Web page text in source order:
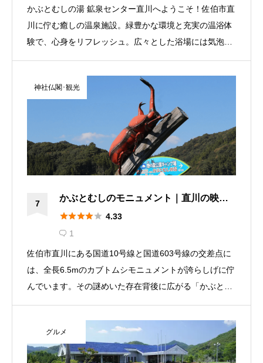
かぶとむしの湯 鉱泉センター直川へようこそ！佐伯市直
川に佇む癒しの温泉施設。緑豊かな環境と充実の温浴体
験で、心身をリフレッシュ。広々とした浴場には気泡湯
やジェットバス、季節を感じる冷泉風呂も。アクセスも
便利で、幅広い世代に愛されるオアシス。是非、四季
折々の癒やしを楽しんでください。
神社仏閣･観光
7
かぶとむしのモニュメント｜直川の映え
スポット
 4.33
 1
佐伯市直川にある国道10号線と国道603号線の交差点に
は、全長6.5mのカブトムシモニュメントが誇らしげに佇
んでいます。その謎めいた存在背後に広がる「かぶとむ
しの湯」と「かぶとむしふれあい館」の魅力、そしてな
ぜこの場所にカブトムシがいるのか、詳しくご紹介しま
グルメ